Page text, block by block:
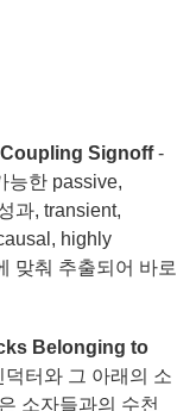
Signoff-
능한 passive,
과, transient,
highly
맞춰 추출되어 바로
Belonging to
덕터와 그 아래의 소
소자들과의 수천